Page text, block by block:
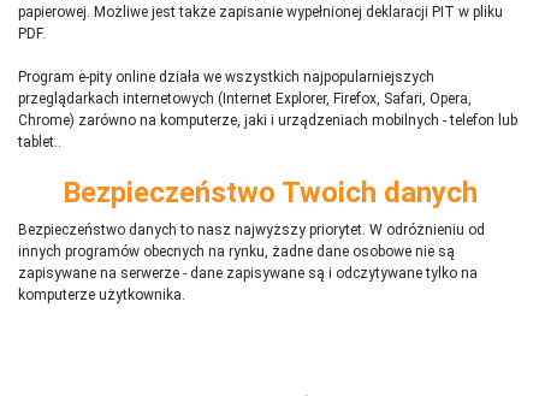
papierowej. Możliwe jest także zapisanie wypełnionej deklaracji PIT w pliku
PDF.
Program e-pity online działa we wszystkich najpopularniejszych
przeglądarkach internetowych (Internet Explorer, Firefox, Safari, Opera,
Chrome) zarówno na komputerze, jaki i urządzeniach mobilnych - telefon lub
tablet..
Bezpieczeństwo Twoich danych
Bezpieczeństwo danych to nasz najwyższy priorytet. W odróżnieniu od
innych programów obecnych na rynku, żadne dane osobowe nie są
zapisywane na serwerze - dane zapisywane są i odczytywane tylko na
komputerze użytkownika.